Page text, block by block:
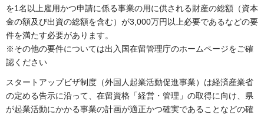
を1名以上雇用かつ申請に係る事業の用に供される財産の総額（資本
金の額及び出資の総額を含む）が3,000万円以上必要であるなどの要
件を満たす必要があります。
※その他の要件については出入国在留管理庁のホームページをご確
認ください
スタートアップビザ制度（外国人起業活動促進事業）は経済産業省
の定める告示に沿って、在留資格「経営・管理」の取得に向け、県
が起業活動にかかる事業の計画が適正かつ確実であることなどの確